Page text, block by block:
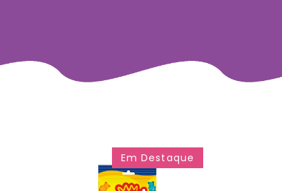
Em Destaque